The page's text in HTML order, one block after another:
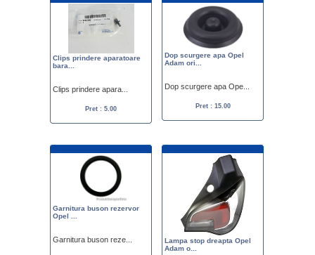
Clips prindere aparatoare
bara...
Clips prindere apara...
Pret : 5.00
Dop scurgere apa Opel
Adam ori...
Dop scurgere apa Ope...
Pret : 15.00
Garnitura buson rezervor
Opel ...
Garnitura buson reze...
Lampa stop dreapta Opel
Adam o...